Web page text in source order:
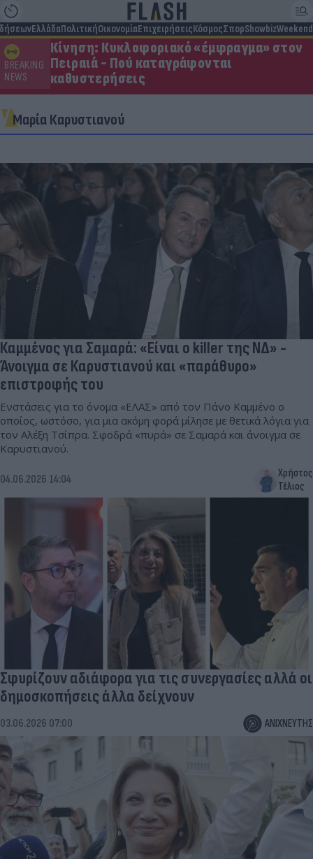
ΕλλάδαΠολιτικήΟικονομίαΕπιχειρήσειςΚόσμοςΣπορShowbizWeekend
BREAKING
NEWS
Κίνηση: Κυκλοφοριακό «έμφραγμα» στον
Πειραιά - Πού καταγράφονται
καθυστερήσεις
Μαρία Καρυστιανού
Καμμένος για Σαμαρά: «Είναι ο killer της ΝΔ» -
Άνοιγμα σε Καρυστιανού και «παράθυρο»
επιστροφής του
Ενστάσεις για το όνομα «ΕΛΑΣ» από τον Πάνο Καμμένο ο
οποίος, ωστόσο, για μια ακόμη φορά μίλησε με θετικά λόγια για
τον Αλέξη Τσίπρα. Σφοδρά «πυρά» σε Σαμαρά και άνοιγμα σε
Καρυστιανού.
04.06.2026 14:04
Χρήστος
Τέλιος
Σφυρίζουν αδιάφορα για τις συνεργασίες αλλά οι
δημοσκοπήσεις άλλα δείχνουν
03.06.2026 07:00 ΑΝΙΧΝΕΥΤΗΣ